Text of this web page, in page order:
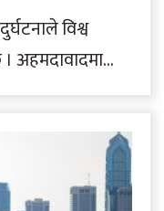
विश्व
। अहमदावादमा